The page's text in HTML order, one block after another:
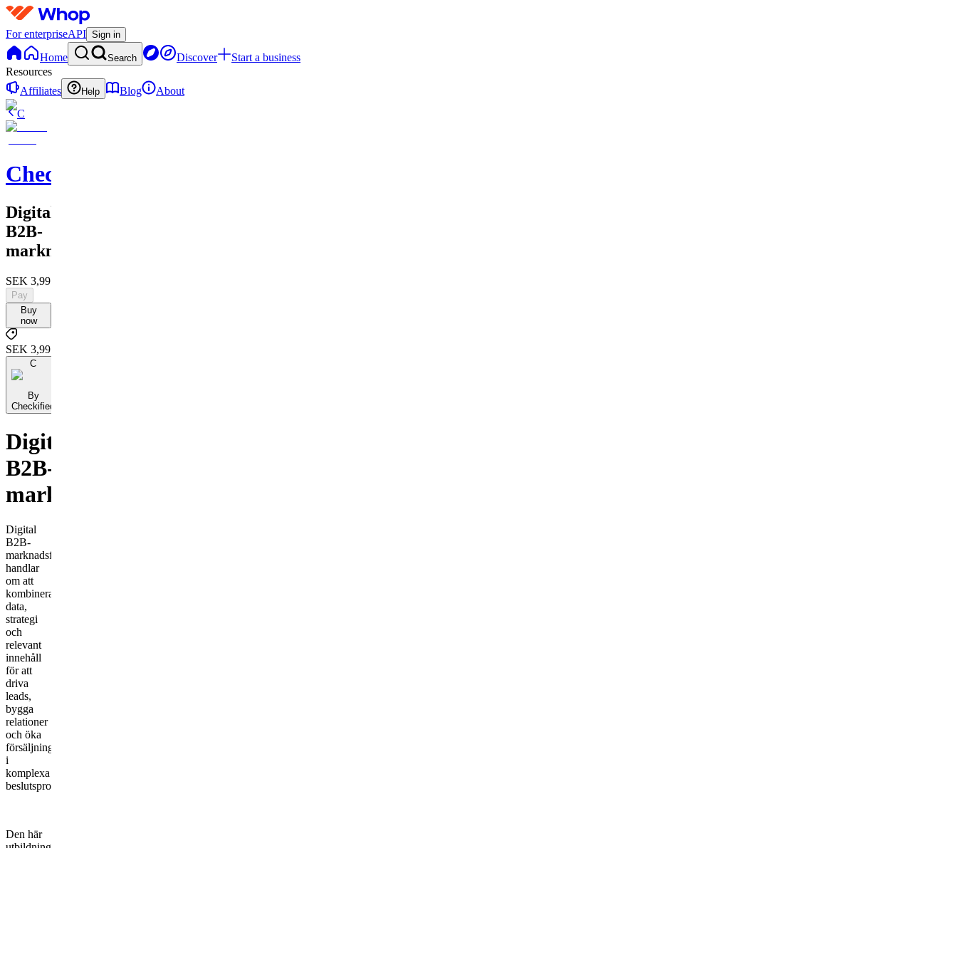
For enterpriseAPI Sign in
Home Search Discover
Start a business
Resources
Affiliates
Help Blog
About
C
Checkified
Digital
B2B-
marknadsföring
SEK 3,995
Pay
Buy
now
SEK 3,995
C
By
Checkified
Digital
B2B-
marknadsföring
Digital
B2B-
marknadsföring
handlar
om att
kombinera
data,
strategi
och
relevant
innehåll
för att
driva
leads,
bygga
relationer
och öka
försäljningen
i
komplexa
beslutsprocesser.
Den här
utbildningen